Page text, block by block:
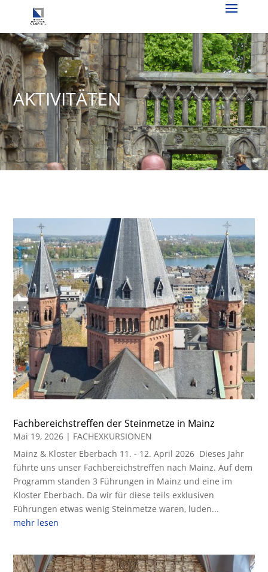
AKTIVITÄTEN
Fachbereichstreffen der Steinmetze in Mainz
Mai 19, 2026 | FACHEXKURSIONEN
Mainz & Kloster Eberbach 11. - 12. April 2026 Dieses Jahr
führte uns unser Fachbereichstreffen nach Mainz. Auf dem
Programm standen 3 Führungen in Mainz und eine im
Kloster Eberbach. Da wir für diese teils exklusiven
Führungen etwas wenig Steinmetze waren, luden...
mehr lesen